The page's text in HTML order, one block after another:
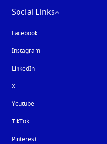
Social Links
Facebook
Instagram新しいタブに表示されます
LinkedIn
X
Youtube
TikTok
Pinterest